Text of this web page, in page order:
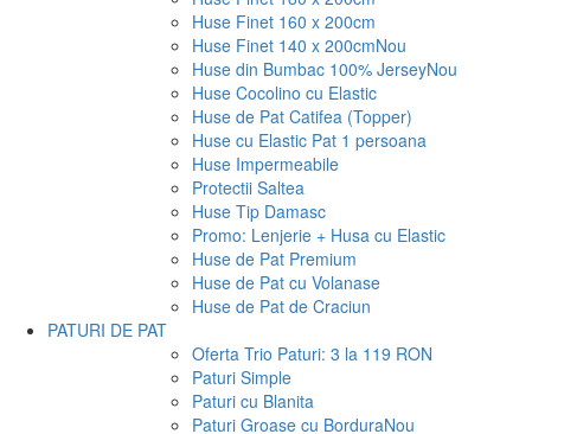
Huse Finet 160 x 200cm
Huse Finet 140 x 200cmNou
Huse din Bumbac 100% JerseyNou
Huse Cocolino cu Elastic
Huse de Pat Catifea (Topper)
Huse cu Elastic Pat 1 persoana
Huse Impermeabile
Protectii Saltea
Huse Tip Damasc
Promo: Lenjerie + Husa cu Elastic
Huse de Pat Premium
Huse de Pat cu Volanase
Huse de Pat de Craciun
PATURI DE PAT
Oferta Trio Paturi: 3 la 119 RON
Paturi Simple
Paturi cu Blanita
Paturi Groase cu BorduraNou